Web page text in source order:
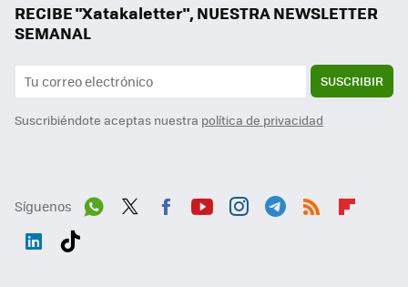
RECIBE "Xatakaletter", NUESTRA NEWSLETTER
SEMANAL
SUSCRIBIR
Suscribiéndote aceptas nuestra política de privacidad
Síguenos